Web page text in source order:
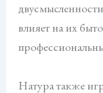
влияет на их
Натура также